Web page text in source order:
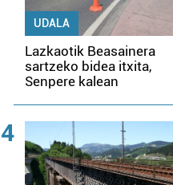
UDALA
Lazkaotik Beasainera
sartzeko bidea itxita,
Senpere kalean
4